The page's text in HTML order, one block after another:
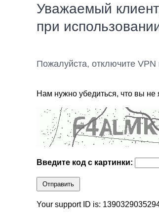
Уважаемый
при
Пожалуйста, отключите
Нам нужно убедиться, что вы не
Введите код с картинки:
Отправить
Your support ID is: